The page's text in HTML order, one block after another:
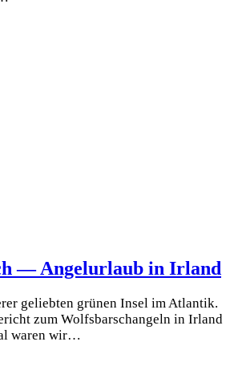
— Angelurlaub in Irland
geliebten grünen Insel im Atlantik.
zum Wolfsbarschangeln in Irland
waren wir…